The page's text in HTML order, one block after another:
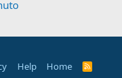
Help Home
R